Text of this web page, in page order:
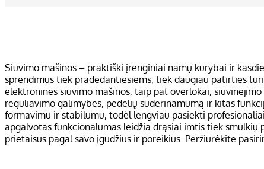
Siuvimo mašinos – praktiški įrenginiai namų kūrybai ir
sprendimus tiek pradedantiesiems, tiek daugiau patirties
elektroninės siuvimo mašinos, taip pat overlokai,
reguliavimo galimybes, pėdelių suderinamumą ir kitas
formavimu ir stabilumu, todėl lengviau pasiekti
apgalvotas funkcionalumas leidžia drąsiai imtis tiek
prietaisus pagal savo įgūdžius ir poreikius. Peržiūrėkite